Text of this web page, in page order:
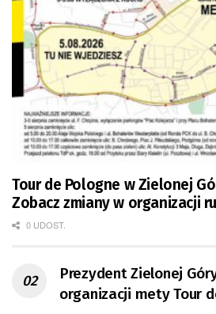
Tour de Pologne w Zielonej
Zobacz zmiany w organizacji
0 UDOST.
Prezydent Zielonej
organizacji mety Tour